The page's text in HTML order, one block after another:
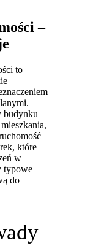
–
to
budynku
które
w
typowe
do